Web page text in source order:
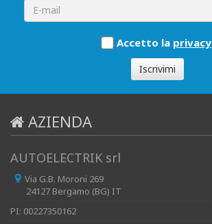
Accetto la privacy
Iscrivimi
AZIENDA
AUTOELECTRIK srl
Via G.B. Moroni 269
24127 Bergamo (BG) IT
PI: 00227350162